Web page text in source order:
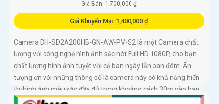
Giá Bán: 1,700,000 ₫
Giá Khuyến Mại: 1,400,000 ₫
Camera DH-SD2A200HB-GN-AW-PV-S2 là một Camera chất
lượng với công nghệ hình ảnh sắc nét Full HD 1080P, cho bạn
chất lượng hình ảnh tuyệt vời cả ban ngày lẫn ban đêm. Ấn
tượng ơn với những thông số là camera này có khả năng hiển
thị hình ảnh màu sắc đầy đủ trong khoảng cách 30m vào ban
đêm